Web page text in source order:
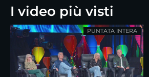
I video più visti
PUNTATA INTERA